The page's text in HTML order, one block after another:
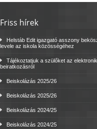
Friss hírek
Helstáb Edit igazgató asszony
levele az iskola közösségéhez
Tájékoztatjuk a szülőket az
beiratkozásról
Beiskolázás 2025/26
Beiskolázás 2025/26
Beiskolázás 2024/25
Beiskolázás 2024/25